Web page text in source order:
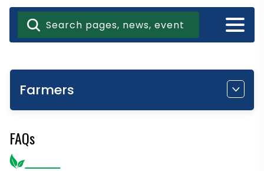
Farmers
FAQs